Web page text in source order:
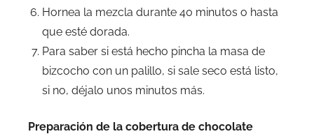
Hornea la mezcla durante 40 minutos o hasta
que esté dorada.
Para saber si está hecho pincha la masa de
bizcocho con un palillo, si sale seco está listo,
si no, déjalo unos minutos más.
Preparación de la cobertura de chocolate